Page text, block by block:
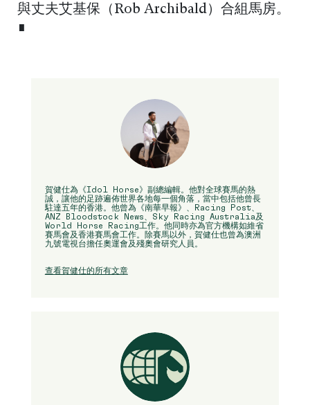
與丈夫艾基保（Rob Archibald）合組馬房。
∎
賀健仕為《Idol Horse》副總編輯。他對全球賽馬的熱
誠，讓他的足跡遍佈世界各地每一個角落，當中包括他曾長
駐達五年的香港。他曾為《南華早報》、Racing Post、
ANZ Bloodstock News、Sky Racing Australia及
World Horse Racing工作。他同時亦為官方機構如維省
賽馬會及香港賽馬會工作。除賽馬以外，賀健仕也曾為澳洲
九號電視台擔任奧運會及殘奧會研究人員。
查看賀健仕的所有文章